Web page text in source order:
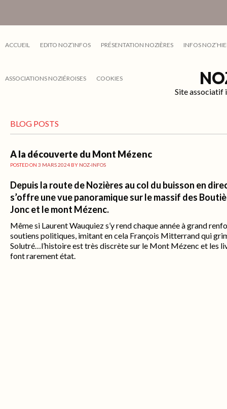
ACCUEIL EDITO NOZ’INFOS PRÉSENTATION NOZIÈRES INFOS
ASSOCIATIONS NOZIÉROISES COOKIES
Site associatif
BLOG POSTS
A la découverte du Mont Mézenc
POSTED ON 3 MARS 2024 BY NOZ-INFOS
Depuis la route de Nozières au col du buisson en
s’offre une vue panoramique sur le massif des
Jonc et le mont Mézenc.
Même si Laurent Wauquiez s’y rend chaque année à grand
soutiens politiques, imitant en cela François Mitterrand qui
Solutré…l’histoire est très discrète sur le Mont Mézenc et les
font rarement état.